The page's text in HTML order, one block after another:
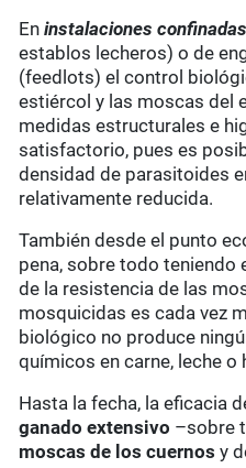
En instalaciones confinadas
establos lecheros) o de
(feedlots) el control
estiércol y las moscas del
medidas estructurales e
satisfactorio, pues es
densidad de parasitoides
relativamente reducida.
También desde el punto
pena, sobre todo teniendo
de la resistencia de las
mosquicidas es cada vez
biológico no produce
químicos en carne, leche o
Hasta la fecha, la eficacia
ganado extensivo –sobre
moscas de los cuernos y